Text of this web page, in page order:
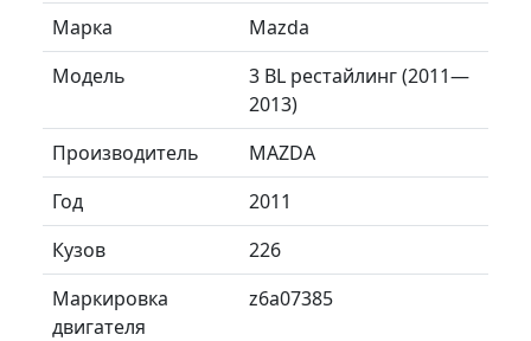
Марка
Mazda
Модель
3 BL рестайлинг (2011—
2013)
Производитель
MAZDA
Год
2011
Кузов
226
Маркировка
двигателя
z6a07385